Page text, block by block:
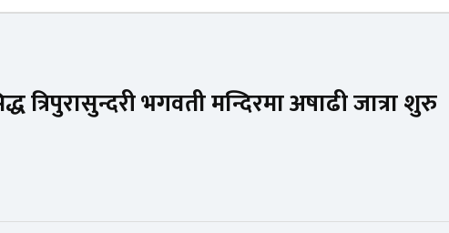
त्रिपुरासुन्दरी भगवती मन्दिरमा अषाढी जात्रा शुरु